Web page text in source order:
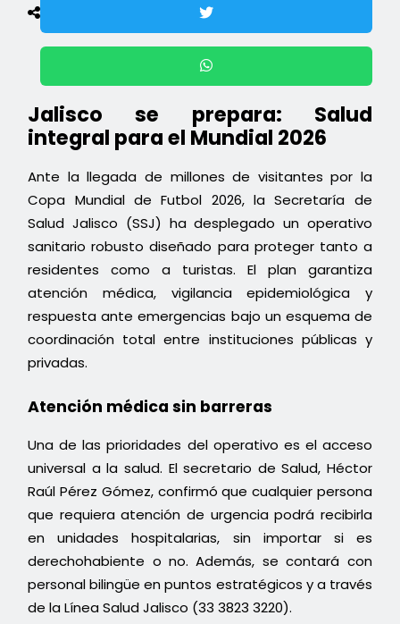
Jalisco se prepara: Salud
integral para el Mundial 2026
Ante la llegada de millones de visitantes por la
Copa Mundial de Futbol 2026, la Secretaría de
Salud Jalisco (SSJ) ha desplegado un operativo
sanitario robusto diseñado para proteger tanto a
residentes como a turistas. El plan garantiza
atención médica, vigilancia epidemiológica y
respuesta ante emergencias bajo un esquema de
coordinación total entre instituciones públicas y
privadas.
Atención médica sin barreras
Una de las prioridades del operativo es el acceso
universal a la salud. El secretario de Salud, Héctor
Raúl Pérez Gómez, confirmó que cualquier persona
que requiera atención de urgencia podrá recibirla
en unidades hospitalarias, sin importar si es
derechohabiente o no. Además, se contará con
personal bilingüe en puntos estratégicos y a través
de la Línea Salud Jalisco (33 3823 3220).